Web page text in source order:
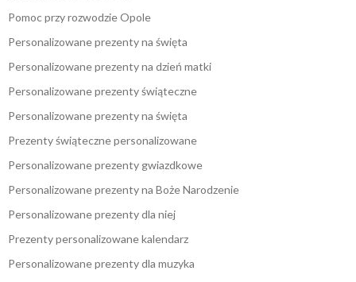
Pomoc przy rozwodzie Opole
Personalizowane prezenty na święta
Personalizowane prezenty na dzień matki
Personalizowane prezenty świąteczne
Personalizowane prezenty na święta
Prezenty świąteczne personalizowane
Personalizowane prezenty gwiazdkowe
Personalizowane prezenty na Boże Narodzenie
Personalizowane prezenty dla niej
Prezenty personalizowane kalendarz
Personalizowane prezenty dla muzyka